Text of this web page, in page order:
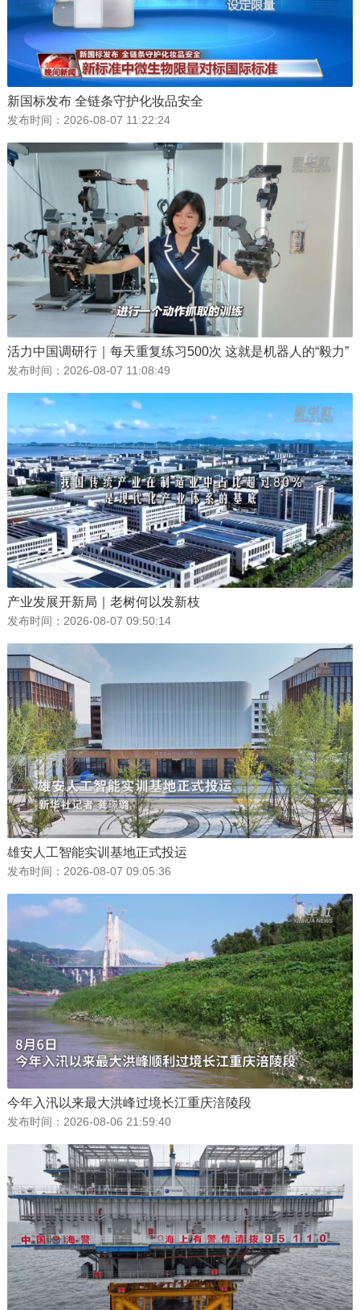
新国标发布 全链条守护化妆品安全
发布时间： 2026-08-07 11:22:24
活力中国调研行｜每天重复练习500次 这就是机器人的“毅力”
发布时间： 2026-08-07 11:08:49
产业发展开新局｜老树何以发新枝
发布时间： 2026-08-07 09:50:14
雄安人工智能实训基地正式投运
发布时间： 2026-08-07 09:05:36
今年入汛以来最大洪峰过境长江重庆涪陵段
发布时间： 2026-08-06 21:59:40